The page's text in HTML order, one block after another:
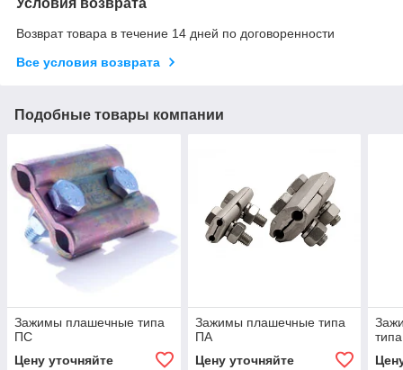
Возврат товара в течение 14 дней по договоренности
Все условия возврата
Подобные товары компании
Зажимы плашечные типа
ПС
Цену уточняйте
Зажимы плашечные типа
ПА
Цену уточняйте